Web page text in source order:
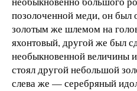
позолоченной меди, он был
золотым же шлемом на
яхонтовый, другой же был
необыкновенной величины
стоял другой небольшой
слева же — серебряный